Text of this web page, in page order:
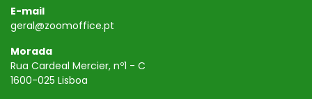
E-mail
geral@zoomoffice.pt
Morada
Rua Cardeal Mercier, nº1 - C
1600-025 Lisboa